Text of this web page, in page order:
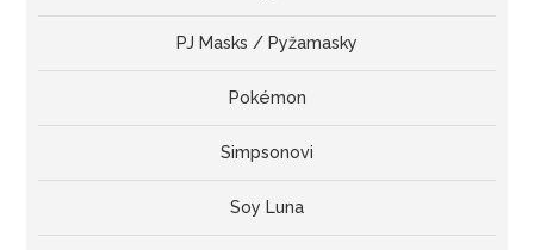
PJ Masks / Pyžamasky
Pokémon
Simpsonovi
Soy Luna